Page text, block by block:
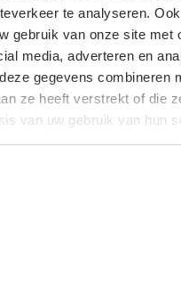
te analyseren.
gebruik van onze site met
media, adverteren en
gegevens combineren
ze heeft verstrekt of die
van uw gebruik van hun
showroom:
59 - Velddriel
Penetratiebescherming
neus